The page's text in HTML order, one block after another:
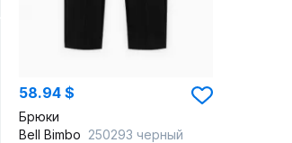
58.94 $
Брюки
Bell Bimbo 250293 черный